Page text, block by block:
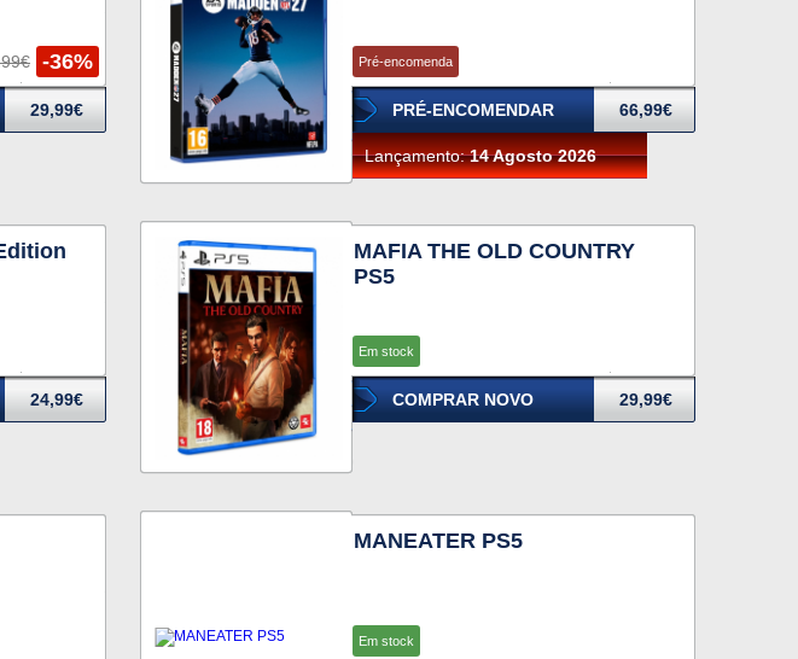
-36%
29,99€
Pré-encomenda
PRÉ-ENCOMENDAR 66,99€
Lançamento:14 Agosto 2026
24,99€
MAFIA THE OLD COUNTRY
PS5
Em stock
COMPRAR NOVO 29,99€
MANEATER PS5
Em stock